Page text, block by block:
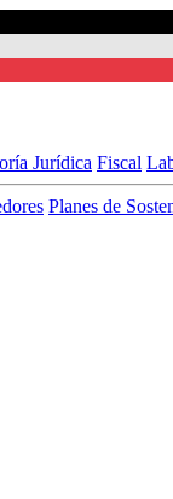
Jurídica Fiscal
Planes de